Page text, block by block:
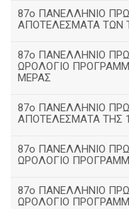
87ο ΠΑΝΕΛΛΗΝΙΟ
ΑΠΟΤΕΛΕΣΜΑΤΑ ΤΩΝ
87ο ΠΑΝΕΛΛΗΝΙΟ
ΩΡΟΛΟΓΙΟ
ΜΕΡΑΣ
87ο ΠΑΝΕΛΛΗΝΙΟ
ΑΠΟΤΕΛΕΣΜΑΤΑ ΤΗΣ
87ο ΠΑΝΕΛΛΗΝΙΟ
ΩΡΟΛΟΓΙΟ
87ο ΠΑΝΕΛΛΗΝΙΟ
ΩΡΟΛΟΓΙΟ